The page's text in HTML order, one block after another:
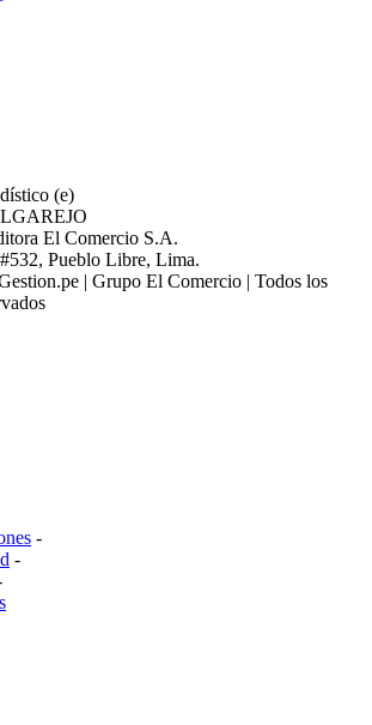
(e)
El Comercio S.A.
Pueblo Libre, Lima.
| Grupo El Comercio | Todos los
-
-